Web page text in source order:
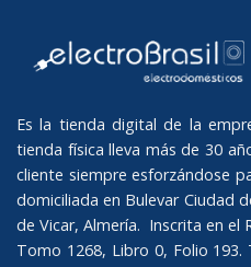
Es la tienda digital de la
tienda física lleva más de 30
cliente siempre esforzándose
domiciliada en Bulevar Ciudad
de Vicar, Almería. Inscrita en el
Tomo 1268, Libro 0, Folio